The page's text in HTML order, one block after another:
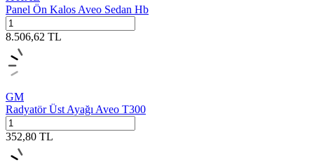
Panel Ön Kalos Aveo Sedan Hb
8.506,62 TL
GM
Radyatör Üst Ayağı Aveo T300
352,80 TL